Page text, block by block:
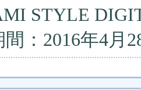
STYLE
間：2016年4月